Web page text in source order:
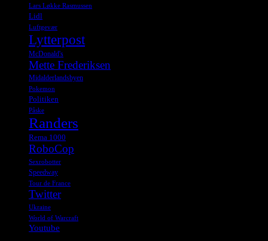
Lars Løkke Rasmussen
Lidl
Luftgevær
Lytterpost
McDonald's
Mette Frederiksen
Midalderlandsbyen
Pokemon
Politiken
Påske
Randers
Rema 1000
RoboCop
Sexrobotter
Speedway
Tour de France
Twitter
Ukraine
World of Warcraft
Youtube